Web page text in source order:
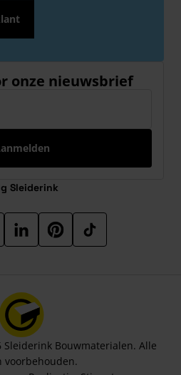
onze nieuwsbrief
Sleiderink
Sleiderink Bouwmaterialen. Alle
voorbehouden.